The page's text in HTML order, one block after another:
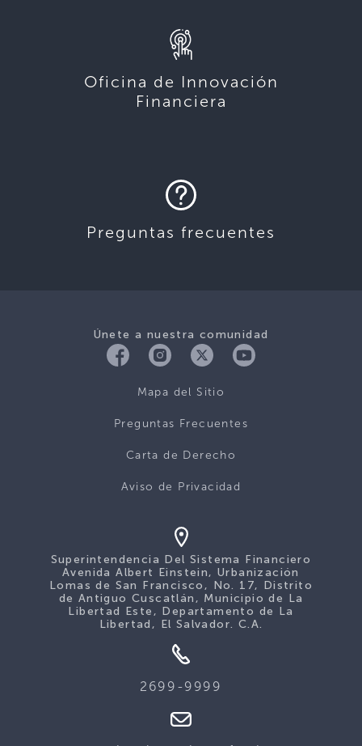
Oficina de Innovación
Financiera
Preguntas frecuentes
Únete a nuestra comunidad
Mapa del Sitio
Preguntas Frecuentes
Carta de Derecho
Aviso de Privacidad
Superintendencia Del Sistema Financiero
Avenida Albert Einstein, Urbanización
Lomas de San Francisco, No. 17, Distrito
de Antiguo Cuscatlán, Municipio de La
Libertad Este, Departamento de La
Libertad, El Salvador. C.A.
2699-9999